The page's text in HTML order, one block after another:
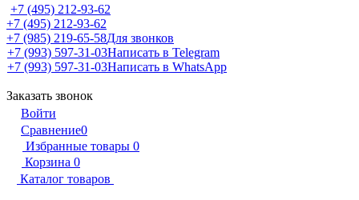
+7 (495) 212-93-62
+7 (495) 212-93-62
+7 (985) 219-65-58Для звонков
+7 (993) 597-31-03Написать в Telegram
+7 (993) 597-31-03Написать в WhatsApp
Заказать звонок
Войти
Сравнение0
Избранные товары 0
Корзина 0
Каталог товаров